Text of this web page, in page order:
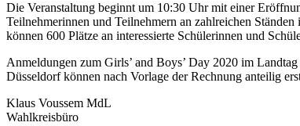
Die Veranstaltung beginnt um 10:30 Uhr mit einer
Teilnehmerinnen und Teilnehmern an zahlreichen
können 600 Plätze an interessierte Schülerinnen und
Anmeldungen zum Girls’ and Boys’ Day 2020 im
Düsseldorf können nach Vorlage der Rechnung anteilig
Klaus Voussem MdL
Wahlkreisbüro